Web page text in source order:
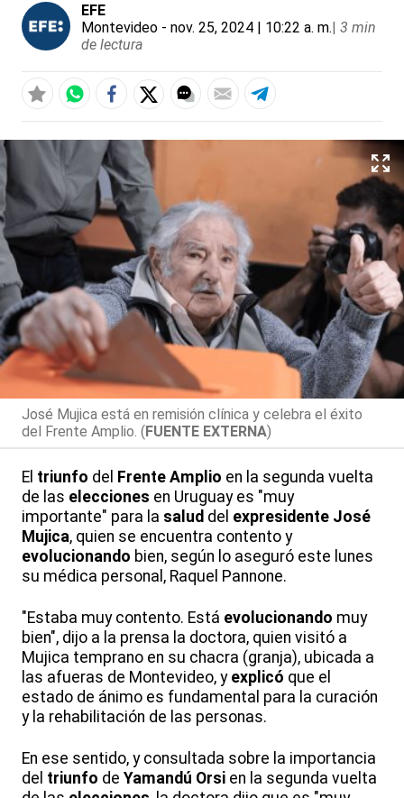
EFE
Montevideo - nov. 25, 2024 | 10:22 a. m.| 3 min
de lectura
José Mujica está en remisión clínica y celebra el éxito
del Frente Amplio. (FUENTE EXTERNA)
El triunfo del Frente Amplio en la segunda vuelta
de las elecciones en Uruguay es "muy
importante" para la salud del expresidente José
Mujica, quien se encuentra contento y
evolucionando bien, según lo aseguró este lunes
su médica personal, Raquel Pannone.
"Estaba muy contento. Está evolucionando muy
bien", dijo a la prensa la doctora, quien visitó a
Mujica temprano en su chacra (granja), ubicada a
las afueras de Montevideo, y explicó que el
estado de ánimo es fundamental para la curación
y la rehabilitación de las personas.
En ese sentido, y consultada sobre la importancia
del triunfo de Yamandú Orsi en la segunda vuelta